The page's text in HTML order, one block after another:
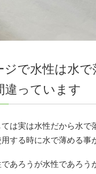
で水性は水
違っています
は実は水性だから水
する時に水で薄める事
あろうが水性であろう